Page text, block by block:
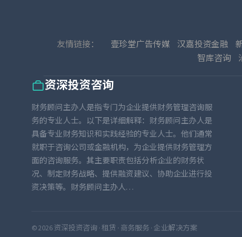
友情链接： 壹珍堂广告传媒 汉嘉投资金融
智库咨询
资深投资咨询
财务顾问主办人是指专门为企业提供财务管理咨询服
务的专业人士。以下是详细解释：财务顾问主办人是
具备专业财务知识和实践经验的专业人士。他们通常
就职于咨询公司或金融机构，为企业提供财务管理方
面的咨询服务。其主要职责包括分析企业的财务状
况、制定财务战略、提供融资建议、协助企业进行投
资决策等。财务顾问主办人…
© 2026 资深投资咨询 · 租赁 · 商务服务 · 企业解决方案